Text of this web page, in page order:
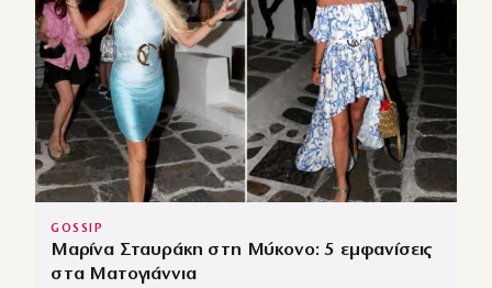
GOSSIP
Μαρίνα Σταυράκη στη Μύκονο: 5 εμφανίσεις
στα Ματογιάννια